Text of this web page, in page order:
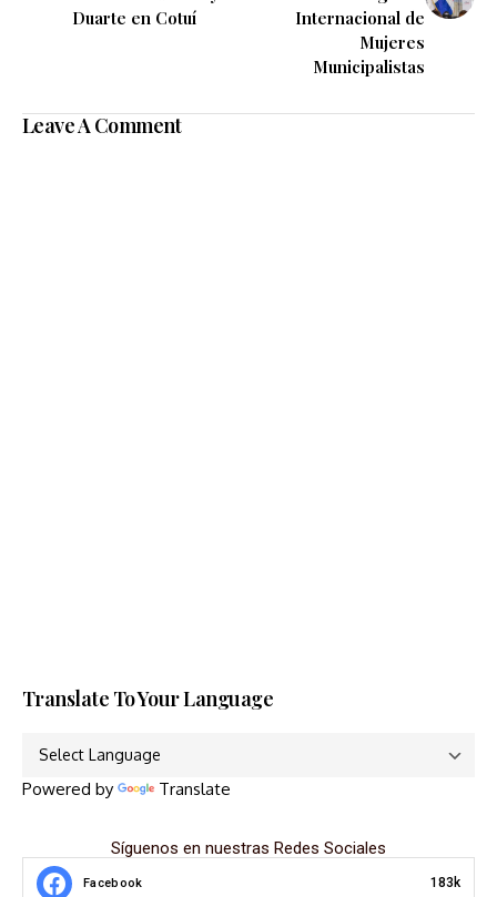
Duarte en Cotuí
Internacional de
Mujeres
Municipalistas
Leave A Comment
Translate To Your Language
Powered by Translate
Síguenos en nuestras Redes Sociales
Facebook 183k